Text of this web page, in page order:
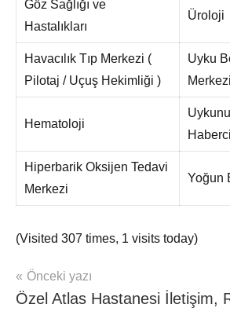
Göz Sağlığı ve
Hastalıkları
Üroloji
Havacılık Tıp Merkezi (
Pilotaj / Uçuş Hekimliği )
Uyku
Merkezi
Hematoloji
Hiperbarik Oksijen Tedavi
Merkezi
Yoğun
(Visited 307 times, 1 visits today)
ÖZEL
HASTANELER
Yazı
gezinmesi
Önceki yazı
Özel Atlas Hastanesi İletişim,